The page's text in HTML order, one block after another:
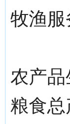
牧渔
农产
粮食